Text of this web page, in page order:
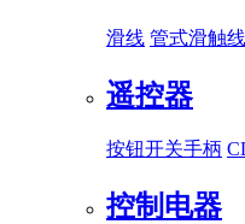
滑线 管式滑触线
遥控器
按钮开关手柄
控制电器